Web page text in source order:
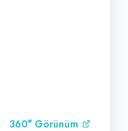
360° Görünüm